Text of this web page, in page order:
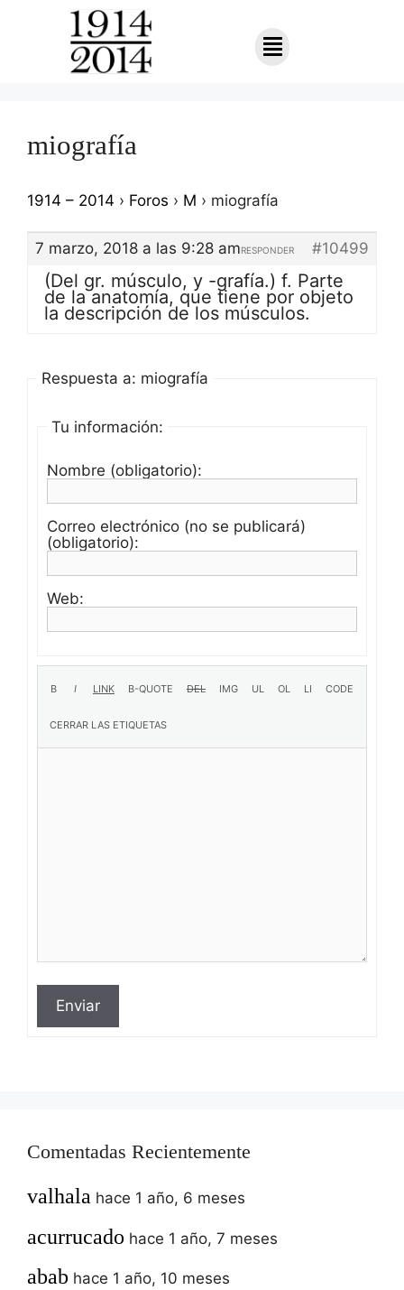
miografía
1914 – 2014 › Foros › M › miografía
7 marzo, 2018 a las 9:28 am #10499
RESPONDER
(Del gr. músculo, y -grafía.) f. Parte
de la anatomía, que tiene por objeto
la descripción de los músculos.
Respuesta a: miografía
Tu información:
Nombre (obligatorio):
Correo electrónico (no se publicará)
(obligatorio):
Web:
Enviar
Comentadas Recientemente
valhala hace 1 año, 6 meses
acurrucado hace 1 año, 7 meses
abab hace 1 año, 10 meses